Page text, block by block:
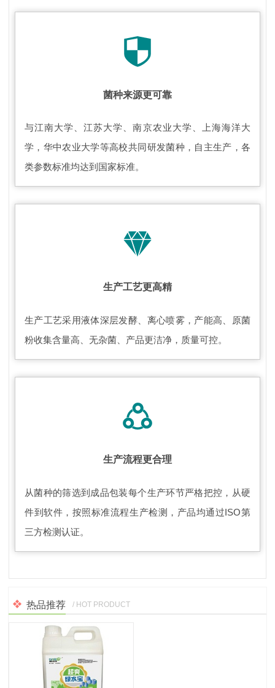
菌种来源更可靠
与江南大学、江苏大学、南京农业大学、上海海洋大
学，华中农业大学等高校共同研发菌种，自主生产，各
类参数标准均达到国家标准。
生产工艺更高精
生产工艺采用液体深层发酵、离心喷雾，产能高、原菌
粉收集含量高、无杂菌、产品更洁净，质量可控。
生产流程更合理
从菌种的筛选到成品包装每个生产环节严格把控，从硬
件到软件，按照标准流程生产检测，产品均通过ISO第
三方检测认证。
热品推荐 / HOT PRODUCT